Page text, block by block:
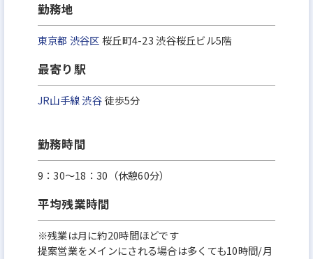
勤務地
東京都 渋谷区桜丘町4-23 渋谷桜丘ビル5階
最寄り駅
JR山手線渋谷徒歩5分
勤務時間
9：30〜18：30（休憩60分）
平均残業時間
※残業は⽉に約20時間ほどです
提案営業をメインにされる場合は多くても10時間/⽉